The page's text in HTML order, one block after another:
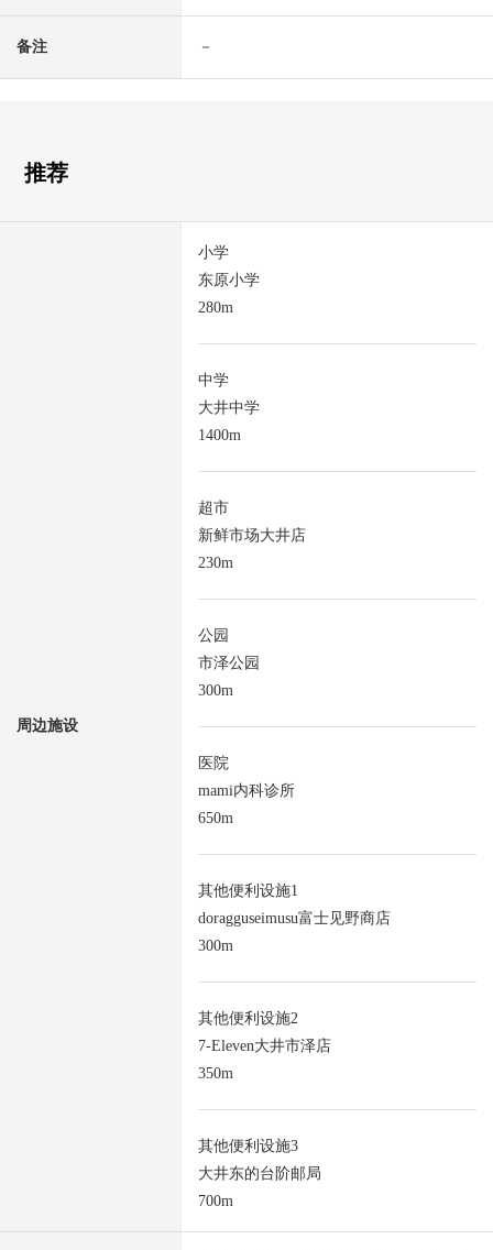
备注 －
推荐
周边施设
小学
东原小学
280m
中学
大井中学
1400m
超市
新鲜市场大井店
230m
公园
市泽公园
300m
医院
mami内科诊所
650m
其他便利设施1
doragguseimusu富士见野商店
300m
其他便利设施2
7-Eleven大井市泽店
350m
其他便利设施3
大井东的台阶邮局
700m